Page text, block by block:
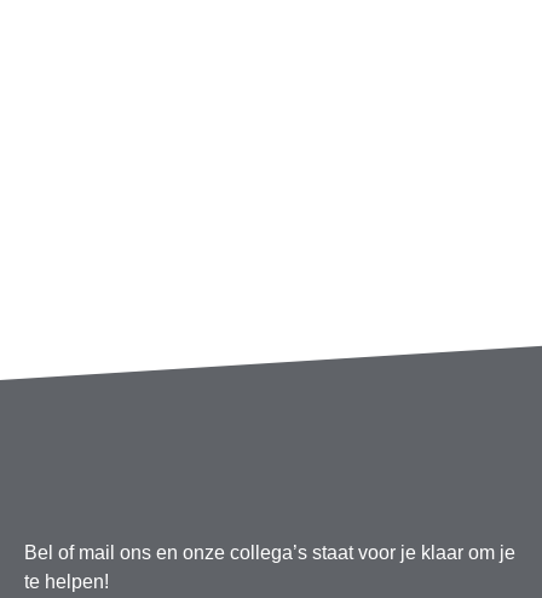
Bel of mail ons en onze collega’s staat voor je klaar om je
te helpen!